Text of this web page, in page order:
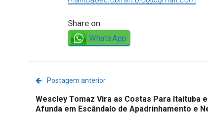
Share on:
WhatsApp
Postagem anterior
Wescley Tomaz Vira as Costas Para Itaituba
Afunda em Escândalo de Apadrinhamento e